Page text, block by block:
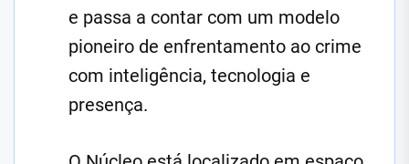
e passa a contar com um modelo
pioneiro de enfrentamento ao crime
com inteligência, tecnologia e
presença.